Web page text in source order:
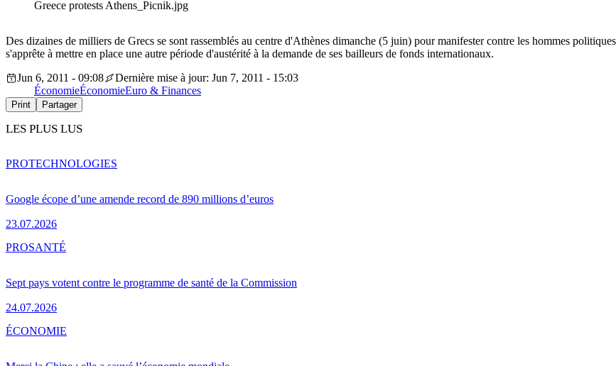
Greece protests Athens_Picnik.jpg
Des dizaines de milliers de Grecs se sont rassemblés au centre d'Athènes dimanche (5 juin) pour manifester contre les hommes
s'apprête à mettre en place une autre période d'austérité à la demande de ses bailleurs de fonds internationaux.
Jun 6, 2011 - 09:08
Dernière mise à jour: Jun 7, 2011 - 15:03
ÉconomieÉconomieEuro & Finances
Print Partager
LES PLUS LUS
Google écope d’une amende record de 890 millions d’euros
23.07.2026
PROTECHNOLOGIES
Sept pays votent contre le programme de santé de la Commission
24.07.2026
PROSANTÉ
ÉCONOMIE